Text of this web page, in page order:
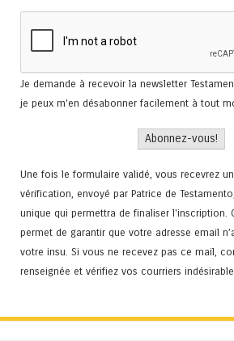
Je demande à recevoir la newsletter
je peux m'en désabonner facilement à tout
Une fois le formulaire validé, vous recevrez
vérification, envoyé par Patrice de
unique qui permettra de finaliser l'inscription.
permet de garantir que votre adresse email
votre insu. Si vous ne recevez pas ce mail,
renseignée et vérifiez vos courriers